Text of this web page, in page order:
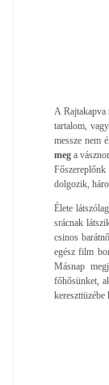
A Rajtakapva
tartalom,
messze nem
meg a
dolgozik,
Élete
srácnak
csinos
egész film
Másnap
főhősünket,
kereszttüzébe